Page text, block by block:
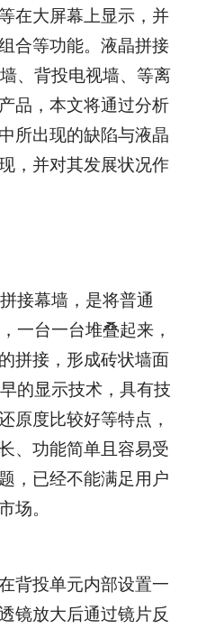
在大屏幕上显示，并
合等功能。液晶拼接
、背投电视墙、等离
品，本文将通过分析
所出现的缺陷与液晶
，并对其发展状况作
接幕墙，是将普通
一台一台堆叠起来，
拼接，形成砖状墙面
的显示技术，具有技
原度比较好等特点，
、功能简单且容易受
，已经不能满足用户
场。
背投单元内部设置一
镜放大后通过镜片反